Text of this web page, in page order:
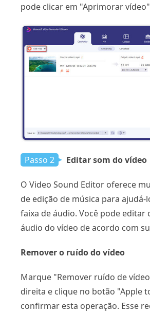
pode clicar em "Aprimorar
Passo 2 Editar som do vídeo
O Video Sound Editor oferece
de edição de música para ajudá-
faixa de áudio. Você pode editar
áudio do vídeo de acordo com
Remover o ruído do vídeo
Marque "Remover ruído de
direita e clique no botão "Apple
confirmar esta operação. Esse